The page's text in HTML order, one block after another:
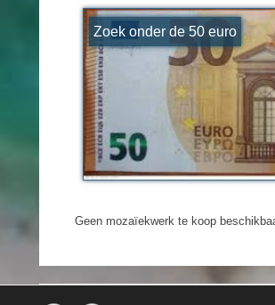
Zoek onder de 50 euro
Geen mozaïekwerk te koop